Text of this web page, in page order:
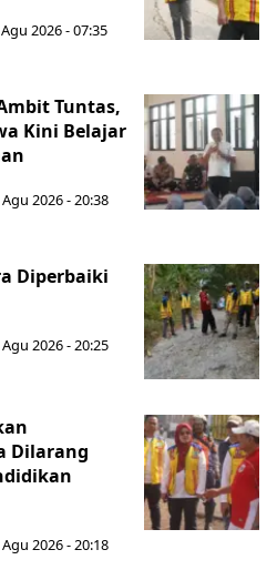
2026 - 07:35
Tuntas,
Kini Belajar
2026 - 20:38
Diperbaiki
2026 - 20:25
Dilarang
2026 - 20:18